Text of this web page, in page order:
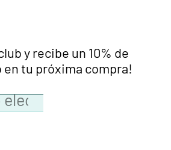
y recibe un 10% de
tu próxima compra!